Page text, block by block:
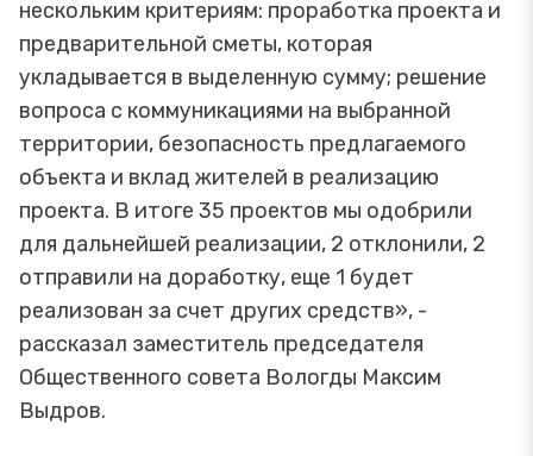
нескольким критериям: проработка проекта и
предварительной сметы, которая
укладывается в выделенную сумму; решение
вопроса с коммуникациями на выбранной
территории, безопасность предлагаемого
объекта и вклад жителей в реализацию
проекта. В итоге 35 проектов мы одобрили
для дальнейшей реализации, 2 отклонили, 2
отправили на доработку, еще 1 будет
реализован за счет других средств», -
рассказал заместитель председателя
Общественного совета Вологды Максим
Выдров.